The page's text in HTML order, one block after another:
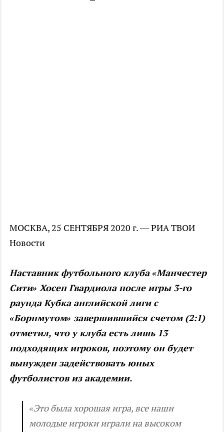
МОСКВА, 25 СЕНТЯБРЯ 2020 г. — РИА ТВОИ
Новости
Наставник футбольного клуба «Манчестер
Сити» Хосеп Гвардиола после игры 3-го
раунда Кубка английской лиги с
«Борнмутом» завершившийся счетом (2:1)
отметил, что у клуба есть лишь 13
подходящих игроков, поэтому он будет
вынужден задействовать юных
футболистов из академии.
«Это была хорошая игра, все наши
молодые игроки играли на высоком